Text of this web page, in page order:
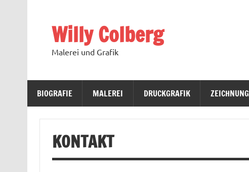
Willy Colberg
Malerei und Grafik
BIOGRAFIE MALEREI DRUCKGRAFIK ZEICHNUNG
KONTAKT